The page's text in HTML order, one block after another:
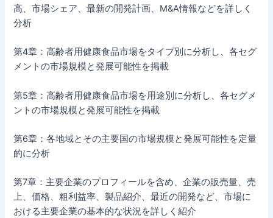
高、市場シェア、最新の開発計画、M&A情報などを詳しく
分析
第4章：高齢者用健康食品市場をタイプ別に分析し、各セグ
メントの市場規模と発展可能性を掲載
第5章：高齢者用健康食品市場を用途別に分析し、各セグメ
ントの市場規模と発展可能性を掲載
第6章：各地域とその主要国の市場規模と発展可能性を定量
的に分析
第7章：主要企業のプロフィールを含め、企業の販売量、売
上、価格、粗利益率、製品紹介、最近の開発など、市場に
おける主要企業の基本的な状況を詳しく紹介